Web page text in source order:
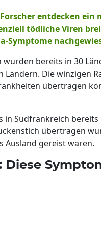
entdecken ein
tödliche Viren
Symptome
wurden bereits in 30
Die winzigen
übertragen
in Südfrankreich
übertragen
Ausland gereist waren.
Diese